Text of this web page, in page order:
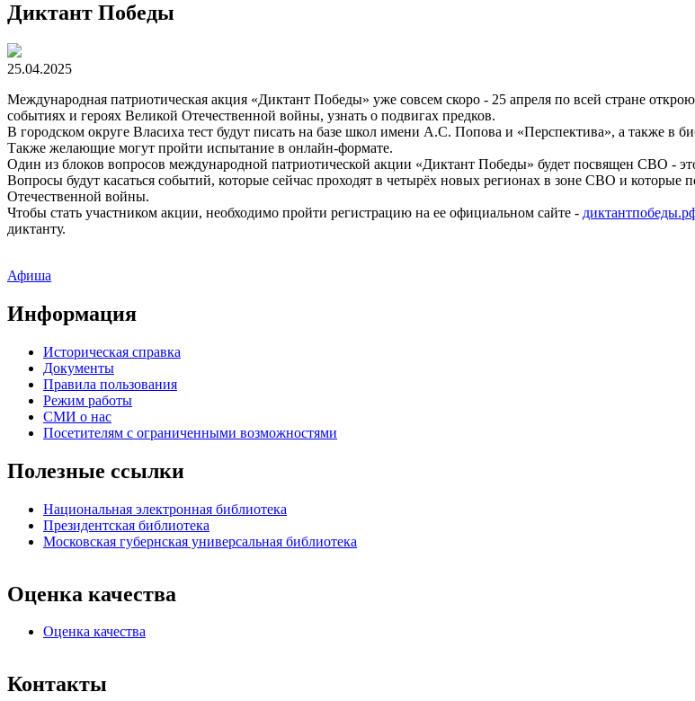
Диктант Победы
25.04.2025
Международная патриотическая акция «Диктант Победы» уже совсем скоро - 25 апреля по всей стране
событиях и героях Великой Отечественной войны, узнать о подвигах предков.
В городском округе Власиха тест будут писать на базе школ имени А.С. Попова и «Перспектива», а также в
Также желающие могут пройти испытание в онлайн-формате.
Один из блоков вопросов международной патриотической акции «Диктант Победы» будет посвящен СВО -
Вопросы будут касаться событий, которые сейчас проходят в четырёх новых регионах в зоне СВО и
Отечественной войны.
Чтобы стать участником акции, необходимо пройти регистрацию на ее официальном сайте -
диктанту.
Афиша
Информация
Историческая справка
Документы
Правила пользования
Режим работы
СМИ о нас
Посетителям с ограниченными возможностями
Полезные ссылки
Национальная электронная библиотека
Президентская библиотека
Московская губернская универсальная библиотека
Оценка качества
Оценка качества
Контакты